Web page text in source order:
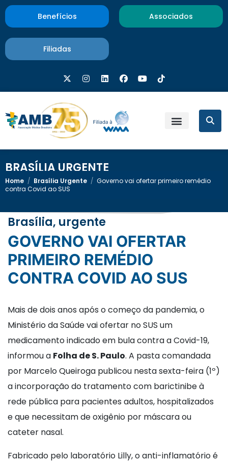
Benefícios Associados
Filiadas
BRASÍLIA URGENTE
Home / Brasília Urgente / Governo vai ofertar primeiro remédio
contra Covid ao SUS
Brasília, urgente
GOVERNO VAI OFERTAR
PRIMEIRO REMÉDIO
CONTRA COVID AO SUS
Mais de dois anos após o começo da pandemia, o
Ministério da Saúde vai ofertar no SUS um
medicamento indicado em bula contra a Covid-19,
informou a Folha de S. Paulo. A pasta comandada
por Marcelo Queiroga publicou nesta sexta-feira (1º)
a incorporação do tratamento com barictinibe à
rede pública para pacientes adultos, hospitalizados
e que necessitam de oxigênio por máscara ou
cateter nasal.
Fabricado pelo laboratório Lilly, o anti-inflamatório é